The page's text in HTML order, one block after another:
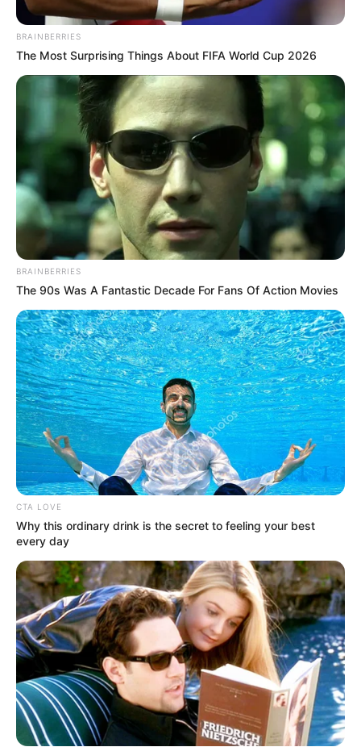
Posted
in
Friss hírek
Tragikus repülőgépbaleset- Két
halottja is van a tragédiának…
EZT lehet tudni egyelőre:
bySzerző • August 11, 2025
BRAINBERRIES
The Most Surprising Things About FIFA World Cup 2026
BRAINBERRIES
The 90s Was A Fantastic Decade For Fans Of Action Movies
CTA LOVE
Why this ordinary drink is the secret to feeling your best
every day